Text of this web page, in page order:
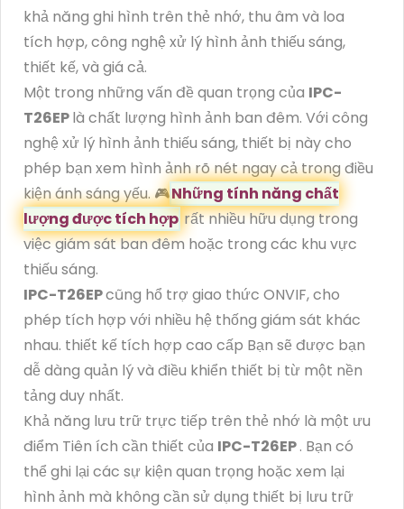
khả năng ghi hình trên thẻ nhớ, thu âm và loa
tích hợp, công nghệ xử lý hình ảnh thiếu sáng,
thiết kế, và giá cả.
Một trong những vấn đề quan trọng của IPC-
T26EPlà chất lượng hình ảnh ban đêm. Với công
nghệ xử lý hình ảnh thiếu sáng, thiết bị này cho
phép bạn xem hình ảnh rõ nét ngay cả trong điều
kiện ánh sáng yếu. 🎮Những tính năng chất
lượng được tích hợprất nhiều hữu dụng trong
việc giám sát ban đêm hoặc trong các khu vực
thiếu sáng.
IPC-T26EPcũng hổ trợ giao thức ONVIF, cho
phép tích hợp với nhiều hệ thống giám sát khác
nhau. thiết kế tích hợp cao cấp Bạn sẽ được bạn
dễ dàng quản lý và điều khiển thiết bị từ một nền
tảng duy nhất.
Khả năng lưu trữ trực tiếp trên thẻ nhớ là một ưu
điểm Tiên ích cần thiết của IPC-T26EP. Bạn có
thể ghi lại các sự kiện quan trọng hoặc xem lại
hình ảnh mà không cần sử dụng thiết bị lưu trữ